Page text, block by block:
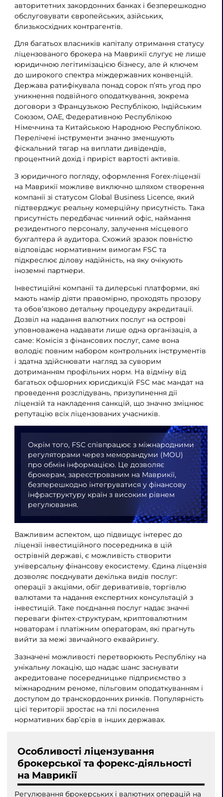
авторитетних закордонних банках і безперешкодно
обслуговувати європейських, азійських,
близькосхідних контрагентів.
Для багатьох власників капіталу отримання статусу
ліцензованого брокера на Маврикії слугує не лише
юридичною легітимізацією бізнесу, але й ключем
до широкого спектра міждержавних конвенцій.
Держава ратифікувала понад сорок п’ять угод про
уникнення подвійного оподаткування, зокрема
договори з Французькою Республікою, Індійським
Союзом, ОАЕ, Федеративною Республікою
Німеччина та Китайською Народною Республікою.
Перелічені інструменти значно зменшують
фіскальний тягар на виплати дивідендів,
процентний дохід і приріст вартості активів.
З юридичного погляду, оформлення Forex-ліцензії
на Маврикії можливе виключно шляхом створення
компанії зі статусом Global Business Licence, який
підтверджує реальну комерційну присутність. Така
присутність передбачає чинний офіс, наймання
резидентного персоналу, залучення місцевого
бухгалтера й аудитора. Схожий зразок повністю
відповідає нормативним вимогам FSC та
підкреслює ділову надійність, на яку очікують
іноземні партнери.
Інвестиційні компанії та дилерські платформи, які
мають намір діяти правомірно, проходять прозору
та обов’язково детальну процедуру акредитації.
Дозвіл на надання валютних послуг на острові
уповноважена надавати лише одна організація, а
саме: Комісія з фінансових послуг, саме вона
володіє повним набором контрольних інструментів
і здатна здійснювати нагляд за суворим
дотриманням профільних норм. На відміну від
багатьох офшорних юрисдикцій FSC має мандат на
проведення розслідувань, призупинення дії
ліцензій та накладення санкцій, що значно зміцнює
репутацію всіх ліцензованих учасників.
Окрім того, FSC співпрацює з міжнародними
регуляторами через меморандуми (MOU)
про обмін інформацією. Це дозволяє
брокерам, зареєстрованим на Маврикії,
безперешкодно інтегруватися у фінансову
інфраструктуру країн з високим рівнем
регулювання.
Важливим аспектом, що підвищує інтерес до
ліцензії інвестиційного посередника в цій
острівній державі, є можливість створити
універсальну фінансову екосистему. Єдина ліцензія
дозволяє поєднувати декілька видів послуг:
операції з акціями, обіг деривативів, торгівлю
валютами та надання експертних консультацій з
інвестицій. Таке поєднання послуг надає значні
переваги фінтех-структурам, криптовалютним
новаторам і платіжним операторам, які прагнуть
вийти за межі звичайного еквайрингу.
Зазначені можливості перетворюють Республіку на
унікальну локацію, що надає шанс заснувати
акредитоване посередницьке підприємство з
міжнародним реноме, пільговим оподаткуванням і
доступом до транскордонних ринків. Популярність
цієї території зростає на тлі посилення
нормативних бар’єрів в інших державах.
Особливості ліцензування
брокерської та форекс-діяльності
на Маврикії
Регулювання брокерських і валютних операцій на